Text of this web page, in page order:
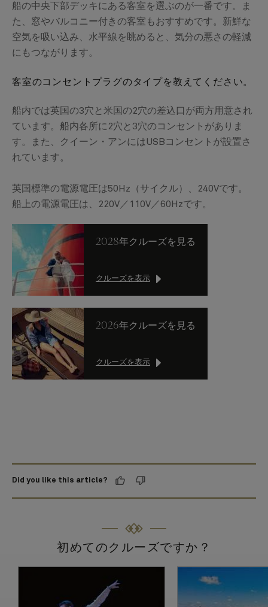
船の中央下部デッキにある客室を選ぶのが一番です。ま
た、窓やバルコニー付きの客室もおすすめです。新鮮な
空気を吸い込み、水平線を眺めると、気分の悪さの軽減
にもつながります。
客室のコンセントプラグのタイプを教えてください。
船内では英国の3穴と米国の2穴の差込口が両方用意され
ています。船内各所に2穴と3穴のコンセントがありま
す。また、クイーン・アンにはUSBコンセントが設置さ
れています。
英国標準の電源電圧は50Hz（サイクル）、240Vです。
船上の電源電圧は、220V／110V／60Hzです。
2028年クルーズを見る
クルーズを表示
2026年クルーズを見る
クルーズを表示
Did you like this article?
初めてのクルーズですか？